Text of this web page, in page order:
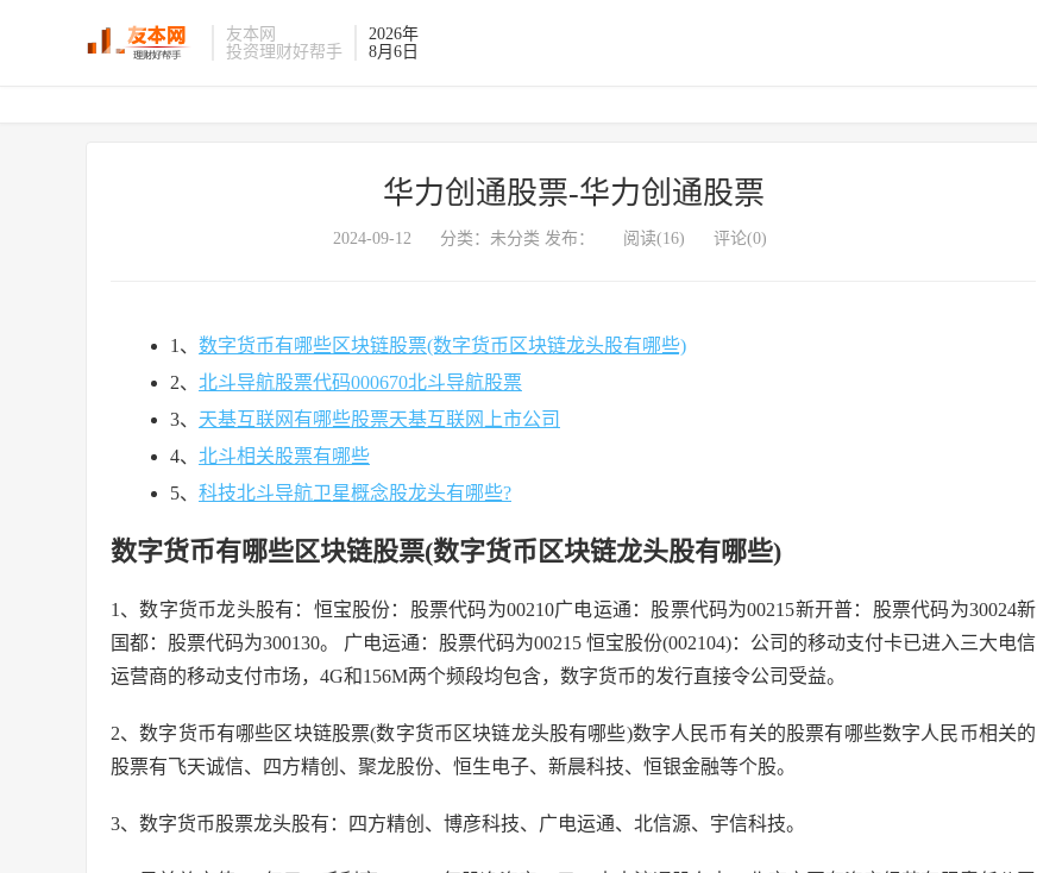
友本网
投资理财好帮手
2026年
8月6日
华力创通股票-华力创通股票
2024-09-12 分类：未分类 发布： 阅读(16) 评论(0)
1、 数字货币有哪些区块链股票(数字货币区块链龙头股有哪些)
2、 北斗导航股票代码000670北斗导航股票
3、 天基互联网有哪些股票天基互联网上市公司
4、 北斗相关股票有哪些
5、 科技北斗导航卫星概念股龙头有哪些?
数字货币有哪些区块链股票(数字货币区块链龙头股有哪些)
1、数字货币龙头股有：恒宝股份：股票代码为00210广电运通：股票代码为00215新开普：股票代码为30024新
国都：股票代码为300130。 广电运通：股票代码为00215 恒宝股份(002104)：公司的移动支付卡已进入三大电信
运营商的移动支付市场，4G和156M两个频段均包含，数字货币的发行直接令公司受益。
2、数字货币有哪些区块链股票(数字货币区块链龙头股有哪些)数字人民币有关的股票有哪些数字人民币相关的
股票有飞天诚信、四方精创、聚龙股份、恒生电子、新晨科技、恒银金融等个股。
3、数字货币股票龙头股有：四方精创、博彦科技、广电运通、北信源、宇信科技。